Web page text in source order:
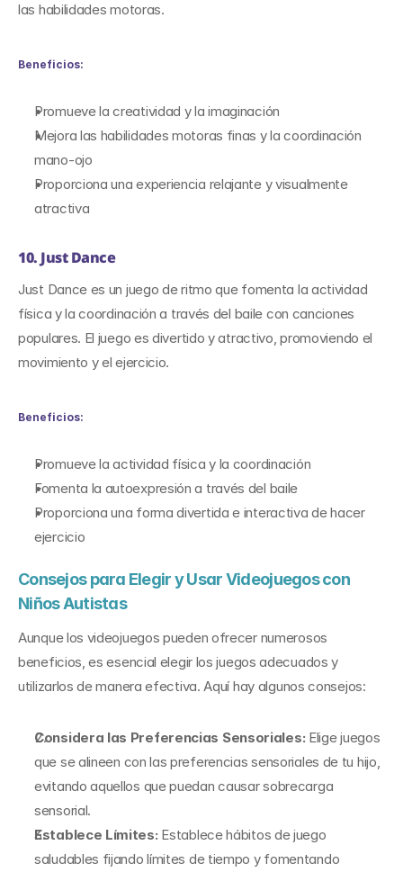
las habilidades motoras.
Beneficios:
Promueve la creatividad y la imaginación
Mejora las habilidades motoras finas y la coordinación
mano-ojo
Proporciona una experiencia relajante y visualmente
atractiva
10. Just Dance
Just Dance es un juego de ritmo que fomenta la actividad
física y la coordinación a través del baile con canciones
populares. El juego es divertido y atractivo, promoviendo el
movimiento y el ejercicio.
Beneficios:
Promueve la actividad física y la coordinación
Fomenta la autoexpresión a través del baile
Proporciona una forma divertida e interactiva de hacer
ejercicio
Consejos para Elegir y Usar Videojuegos con
Niños Autistas
Aunque los videojuegos pueden ofrecer numerosos
beneficios, es esencial elegir los juegos adecuados y
utilizarlos de manera efectiva. Aquí hay algunos consejos:
Considera las Preferencias Sensoriales: Elige juegos
que se alineen con las preferencias sensoriales de tu hijo,
evitando aquellos que puedan causar sobrecarga
sensorial.
Establece Límites: Establece hábitos de juego
saludables fijando límites de tiempo y fomentando